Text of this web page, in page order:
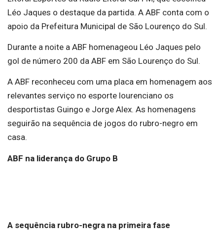
Léo Jaques o destaque da partida. A ABF conta com o
apoio da Prefeitura Municipal de São Lourenço do Sul.
Durante a noite a ABF homenageou Léo Jaques pelo
gol de número 200 da ABF em São Lourenço do Sul.
A ABF reconheceu com uma placa em homenagem aos
relevantes serviço no esporte lourenciano os
desportistas Guingo e Jorge Alex. As homenagens
seguirão na sequência de jogos do rubro-negro em
casa.
ABF na liderança do Grupo B
A sequência rubro-negra na primeira fase